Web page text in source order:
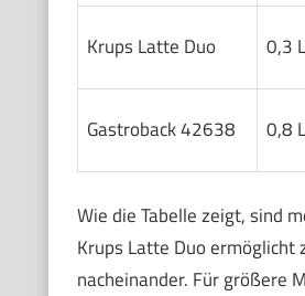
Krups Latte Duo 0,3
Gastroback 42638 0,8
Wie die Tabelle zeigt, sind
Krups Latte Duo ermöglicht
nacheinander. Für größere